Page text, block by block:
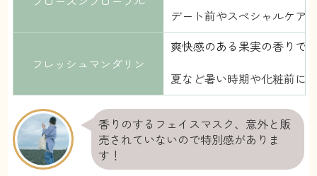
デート前やスペシャルケア
フレッシュマンダリン
爽快感のある果実の香りで
夏など暑い時期や化粧前に
香りのするフェイスマスク、意外と販
売されていないので特別感がありま
す！